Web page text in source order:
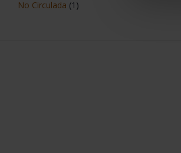
No Circulada (1)